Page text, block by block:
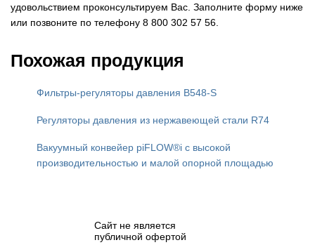
удовольствием проконсультируем Вас. Заполните форму ниже
или позвоните по телефону 8 800 302 57 56.
Похожая продукция
Фильтры-регуляторы давления B548-S
Регуляторы давления из нержавеющей стали R74
Вакуумный конвейер piFLOW®i с высокой
производительностью и малой опорной площадью
Сайт не является
публичной офертой